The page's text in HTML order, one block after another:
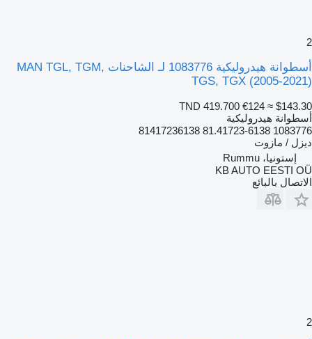
2
أسطوانة هيدروليكية 1083776 لـ الشاحنات MAN TGL, TGM,
TGS, TGX (2005-2021)
TND 419.700 €124 ≈ $143.30
أسطوانة هيدروليكية
1083776 81.41723-6138 81417236138
ديزل / مازوت
إستونيا، Rummu
KB AUTO EESTI OÜ
الاتصال بالبائع
2